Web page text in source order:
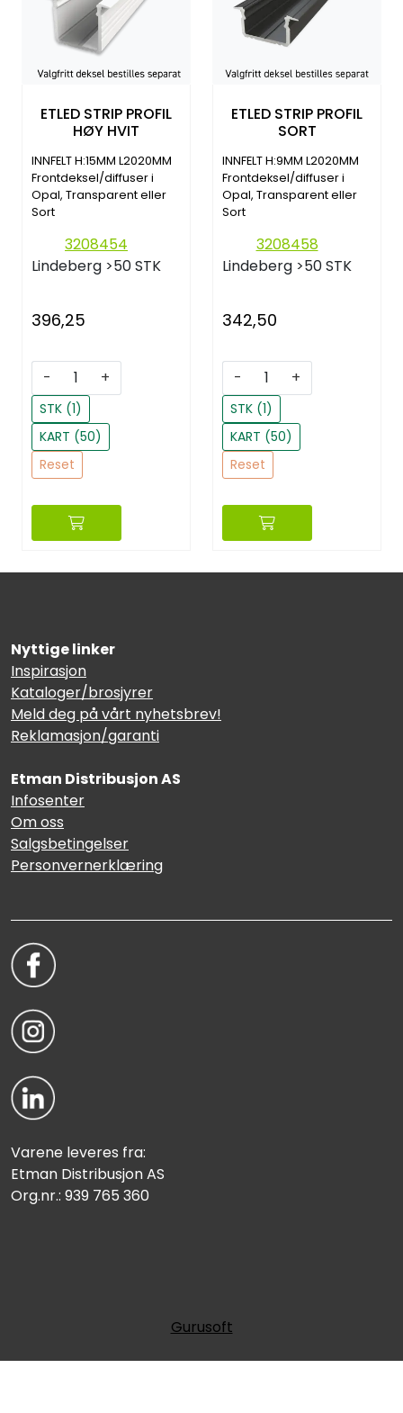
ETLED STRIP PROFIL
HØY HVIT
INNFELT H:15MM L2020MM
Frontdeksel/diffuser i
Opal, Transparent eller
Sort
3208454
Lindeberg >50 STK
396,25
- +
STK (1)
KART (50)
Reset
ETLED STRIP PROFIL
SORT
INNFELT H:9MM L2020MM
Frontdeksel/diffuser i
Opal, Transparent eller
Sort
3208458
Lindeberg >50 STK
342,50
- +
STK (1)
KART (50)
Reset
Nyttige linker
Inspirasjon
Kataloger/brosjyrer
Meld deg på vårt nyhetsbrev!
Reklamasjon/garanti
Etman Distribusjon AS
Infosenter
Om oss
Salgsbetingelser
Personvernerklæring
Varene leveres fra:
Etman Distribusjon AS
Org.nr.: 939 765 360
Gurusoft